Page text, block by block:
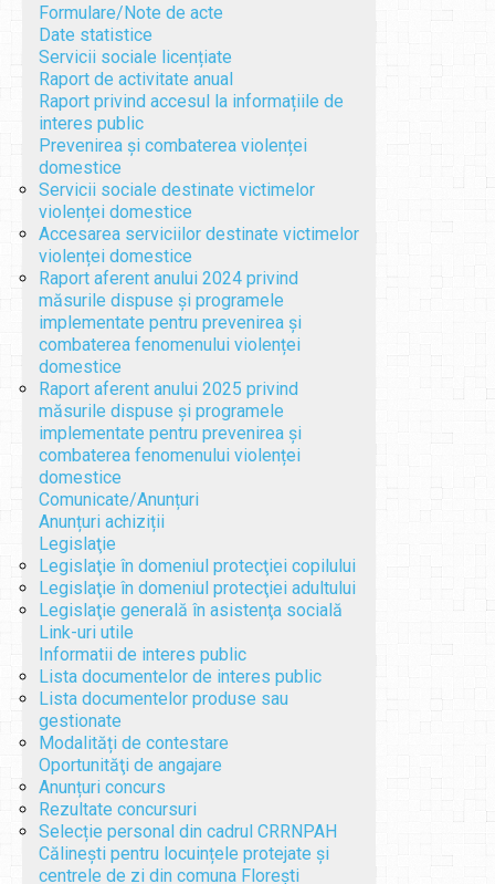
Formulare/Note de acte
Date statistice
Servicii sociale licențiate
Raport de activitate anual
Raport privind accesul la informațiile de
interes public
Prevenirea și combaterea violenței
domestice
Servicii sociale destinate victimelor
violenței domestice
Accesarea serviciilor destinate victimelor
violenței domestice
Raport aferent anului 2024 privind
măsurile dispuse și programele
implementate pentru prevenirea și
combaterea fenomenului violenței
domestice
Raport aferent anului 2025 privind
măsurile dispuse și programele
implementate pentru prevenirea și
combaterea fenomenului violenței
domestice
Comunicate/Anunțuri
Anunțuri achiziții
Legislaţie
Legislaţie în domeniul protecţiei copilului
Legislaţie în domeniul protecţiei adultului
Legislaţie generală în asistenţa socială
Link-uri utile
Informatii de interes public
Lista documentelor de interes public
Lista documentelor produse sau
gestionate
Modalități de contestare
Oportunităţi de angajare
Anunțuri concurs
Rezultate concursuri
Selecție personal din cadrul CRRNPAH
Călinești pentru locuințele protejate și
centrele de zi din comuna Florești